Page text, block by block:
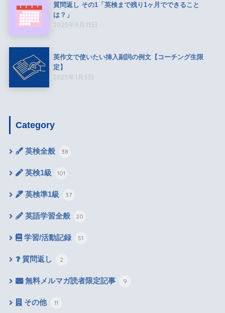
質問返し その1「英検まで残り1ヶ月でできること
は？」
2025年9月13日
英作文で使いたい挿入副詞の例文【コーチング生限
定】
2025年1月5日
Category
英検全般 38
英検1級 101
英検準1級 37
英語学習全般 20
学習/活動記録 51
質問返し 2
無料メルマガ読者限定記事 9
その他 11